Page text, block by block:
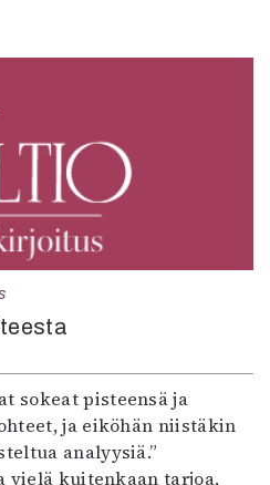
sokeat pisteensä ja
ja eiköhän niistäkin
analyysiä.”
vielä kuitenkaan tarjoa,